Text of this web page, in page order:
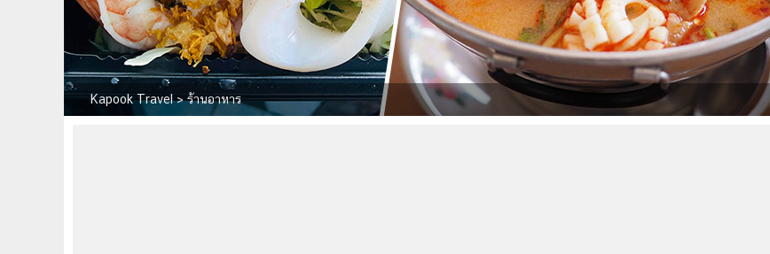
Kapook Travel>ร้านอาหาร